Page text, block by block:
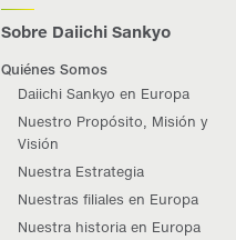
Sobre Daiichi Sankyo
Quiénes Somos
Daiichi Sankyo en Europa
Nuestro Propósito, Misión y
Visión
Nuestra Estrategia
Nuestras filiales en Europa
Nuestra historia en Europa